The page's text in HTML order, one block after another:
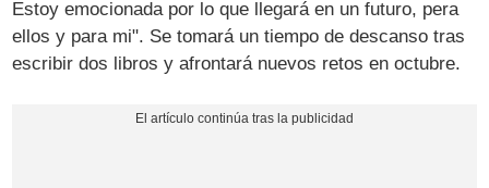
Estoy emocionada por lo que llegará en un futuro, pera
ellos y para mi". Se tomará un tiempo de descanso tras
escribir dos libros y afrontará nuevos retos en octubre.